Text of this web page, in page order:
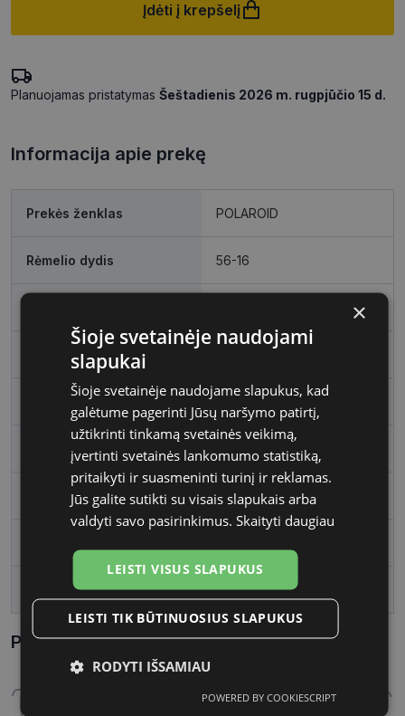
Įdėti į krepšelį
Planuojamas pristatymas Šeštadienis 2026 m. rugpjūčio 15 d.
Informacija apie prekę
Prekės ženklas POLAROID
Rėmelio dydis 56-16
Rėmo spalva
Rėmelio medžiaga Plastmasinis
Rėmelio forma Stačiakampis
Vartotojų grupė Vyrams
Tarpnosės plotis, mm 16
Parametrai Kaip sužinoti savo akinių dydį?
×
Šioje svetainėje naudojami
slapukai
Šioje svetainėje naudojame slapukus, kad
galėtume pagerinti Jūsų naršymo patirtį,
užtikrinti tinkamą svetainės veikimą,
įvertinti svetainės lankomumo statistiką,
pritaikyti ir suasmeninti turinį ir reklamas.
Jūs galite sutikti su visais slapukais arba
valdyti savo pasirinkimus. Skaityti daugiau
LEISTI VISUS SLAPUKUS
LEISTI TIK BŪTINUOSIUS SLAPUKUS
RODYTI IŠSAMIAU
Statistikos
Rinkodaros
POWERED BY COOKIESCRIPT